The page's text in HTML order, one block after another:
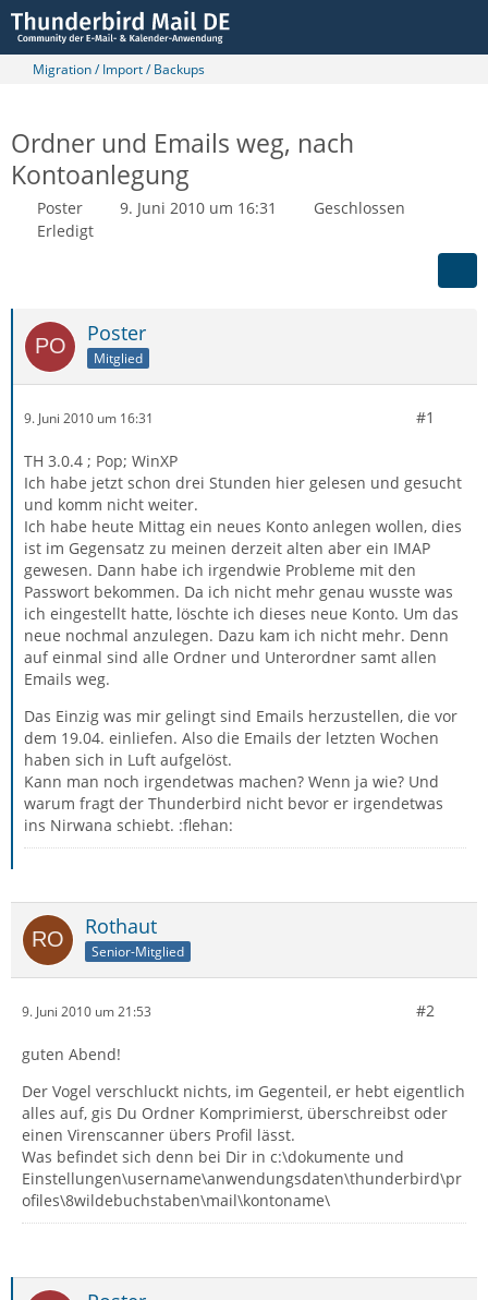
Migration / Import / Backups
Ordner und Emails weg, nach
Kontoanlegung
Poster 9. Juni 2010 um 16:31
Geschlossen
Erledigt
Poster
Mitglied
9. Juni 2010 um 16:31 #1
TH 3.0.4 ; Pop; WinXP
Ich habe jetzt schon drei Stunden hier gelesen und gesucht
und komm nicht weiter.
Ich habe heute Mittag ein neues Konto anlegen wollen, dies
ist im Gegensatz zu meinen derzeit alten aber ein IMAP
gewesen. Dann habe ich irgendwie Probleme mit den
Passwort bekommen. Da ich nicht mehr genau wusste was
ich eingestellt hatte, löschte ich dieses neue Konto. Um das
neue nochmal anzulegen. Dazu kam ich nicht mehr. Denn
auf einmal sind alle Ordner und Unterordner samt allen
Emails weg.
Das Einzig was mir gelingt sind Emails herzustellen, die vor
dem 19.04. einliefen. Also die Emails der letzten Wochen
haben sich in Luft aufgelöst.
Kann man noch irgendetwas machen? Wenn ja wie? Und
warum fragt der Thunderbird nicht bevor er irgendetwas
ins Nirwana schiebt. :flehan:
Rothaut
Senior-Mitglied
9. Juni 2010 um 21:53 #2
guten Abend!
Der Vogel verschluckt nichts, im Gegenteil, er hebt eigentlich
alles auf, gis Du Ordner Komprimierst, überschreibst oder
einen Virenscanner übers Profil lässt.
Was befindet sich denn bei Dir in c:\dokumente und
Einstellungen\username\anwendungsdaten\thunderbird\pr
ofiles\8wildebuchstaben\mail\kontoname\